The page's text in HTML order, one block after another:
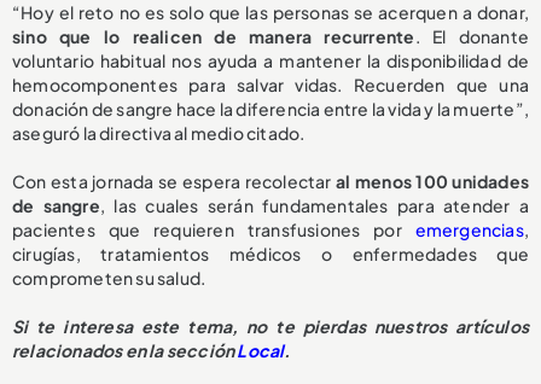
“Hoy el reto no es solo que las personas se acerquen a donar,
sino que lo realicen de manera recurrente. El donante
voluntario habitual nos ayuda a mantener la disponibilidad de
hemocomponentes para salvar vidas. Recuerden que una
donación de sangre hace la diferencia entre la vida y la muerte”,
aseguró la directiva al medio citado.
Con esta jornada se espera recolectar al menos 100 unidades
de sangre, las cuales serán fundamentales para atender a
pacientes que requieren transfusiones por emergencias,
cirugías, tratamientos médicos o enfermedades que
comprometen su salud.
Si te interesa este tema, no te pierdas nuestros artículos
relacionados en la secciónLocal.